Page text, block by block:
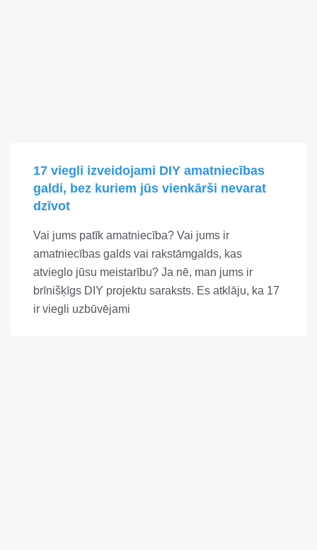
17 viegli izveidojami DIY amatniecības
galdi, bez kuriem jūs vienkārši nevarat
dzīvot
Vai jums patīk amatniecība? Vai jums ir
amatniecības galds vai rakstāmgalds, kas
atvieglo jūsu meistarību? Ja nē, man jums ir
brīnišķīgs DIY projektu saraksts. Es atklāju, ka 17
ir viegli uzbūvējami